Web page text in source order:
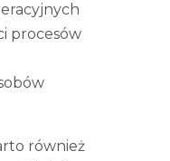
procesów
również